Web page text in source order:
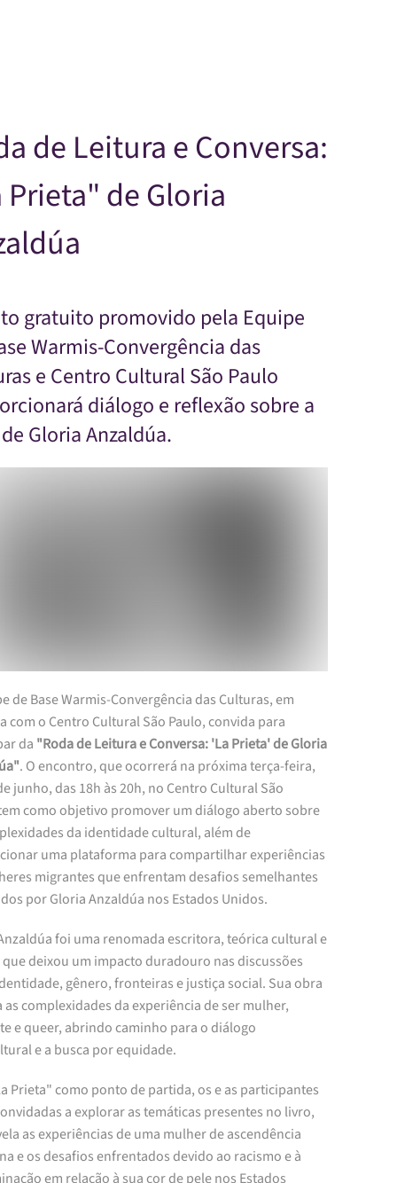
de Leitura e Conversa:
de Gloria
gratuito promovido pela Equipe
Warmis-Convergência das
e Centro Cultural São Paulo
diálogo e reflexão sobre a
Gloria Anzaldúa.
de Base Warmis-Convergência das Culturas, em
com o Centro Cultural São Paulo, convida para
da "Roda de Leitura e Conversa: 'La Prieta' de Gloria
. O encontro, que ocorrerá na próxima terça-feira,
junho, das 18h às 20h, no Centro Cultural São
como objetivo promover um diálogo aberto sobre
da identidade cultural, além de
uma plataforma para compartilhar experiências
migrantes que enfrentam desafios semelhantes
por Gloria Anzaldúa nos Estados Unidos.
foi uma renomada escritora, teórica cultural e
deixou um impacto duradouro nas discussões
gênero, fronteiras e justiça social. Sua obra
as complexidades da experiência de ser mulher,
e queer, abrindo caminho para o diálogo
e a busca por equidade.
Prieta" como ponto de partida, os e as participantes
a explorar as temáticas presentes no livro,
as experiências de uma mulher de ascendência
e os desafios enfrentados devido ao racismo e à
em relação à sua cor de pele nos Estados